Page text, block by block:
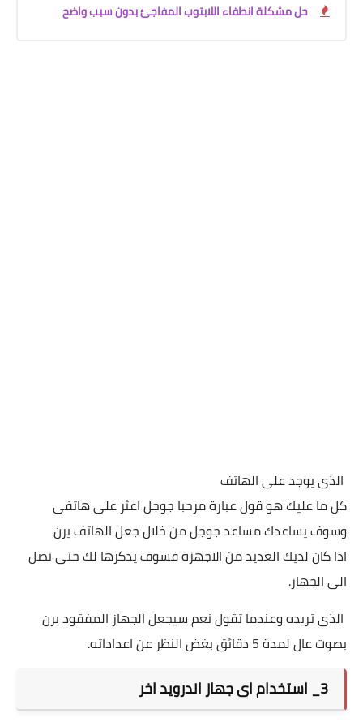
حل مشكلة انطفاء اللابتوب المفاجئ بدون سبب واضح
الذى يوجد على الهاتف
كل ما عليك هو قول عبارة مرحبا جوجل اعثر على هاتفى
وسوف يساعدك مساعد جوجل من خلال جعل الهاتف يرن
اذا كان لديك العديد من الاجهزة فسوف يذكرها لك حتى تصل
الى الجهاز.
الذى تريده وعندما تقول نعم سيجعل الجهاز المفقود يرن
بصوت عال لمدة 5 دقائق بغض النظر عن اعداداته.
3_ استخدام اى جهاز اندرويد اخر